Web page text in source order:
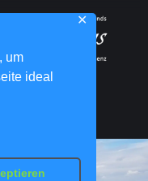
um
ideal
✕